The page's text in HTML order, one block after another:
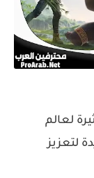
مثيرة لعالم
لتعزيز